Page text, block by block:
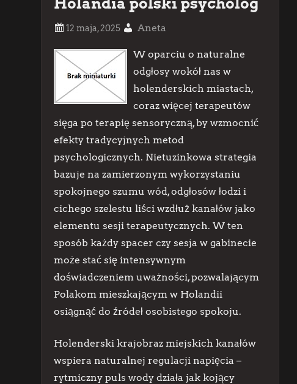
Aneta
W oparciu o naturalne
odgłosy wokół nas w
holenderskich miastach,
coraz więcej terapeutów
sięga po terapię sensoryczną, by wzmocnić
efekty tradycyjnych metod
psychologicznych. Nietuzinkowa strategia
bazuje na zamierzonym wykorzystaniu
spokojnego szumu wód, odgłosów łodzi i
cichego szelestu liści wzdłuż kanałów jako
elementu sesji terapeutycznych. W ten
sposób każdy spacer czy sesja w gabinecie
może stać się intensywnym
doświadczeniem uważności, pozwalającym
Polakom mieszkającym w Holandii
osiągnąć do źródeł osobistego spokoju.
Holenderski krajobraz miejskich kanałów
wspiera naturalnej regulacji napięcia –
rytmiczny puls wody działa jak kojący